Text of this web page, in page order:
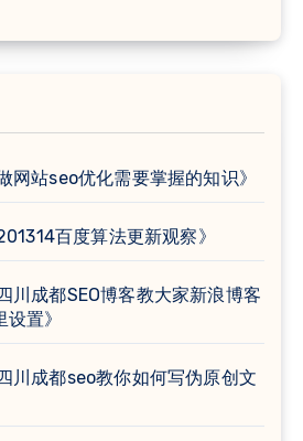
网站seo优化需要掌握的知识》
百度算法更新观察》
四川成都SEO博客教大家新浪博客
设置》
四川成都seo教你如何写伪原创文